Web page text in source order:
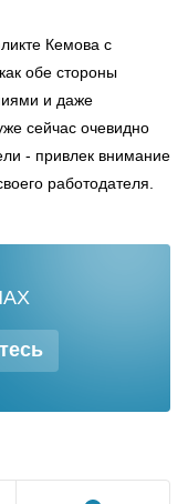
Кемова с
обе стороны
и даже
сейчас очевидно
- привлек внимание
работодателя.